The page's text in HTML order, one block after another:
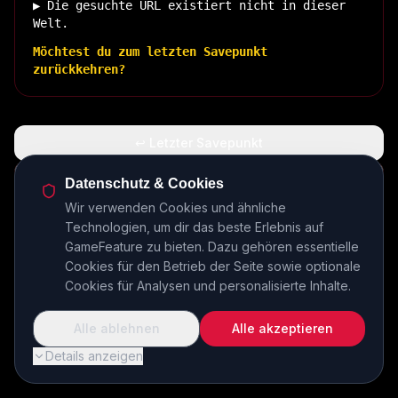
▶ Die gesuchte URL existiert nicht in dieser
Welt.
Möchtest du zum letzten Savepunkt
zurückkehren?
🏠 Zurück zur Basis
INSERT COIN TO CONTINUE...
Datenschutz & Cookies
Wir verwenden Cookies und ähnliche
Technologien, um dir das beste Erlebnis auf
GameFeature zu bieten. Dazu gehören essentielle
Cookies für den Betrieb der Seite sowie optionale
Cookies für Analysen und personalisierte Inhalte.
Details anzeigen
Alle ablehnen Alle akzeptieren